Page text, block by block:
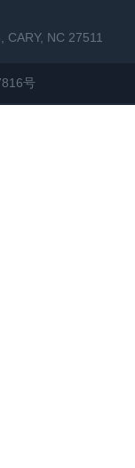
CARY, NC 27511
号